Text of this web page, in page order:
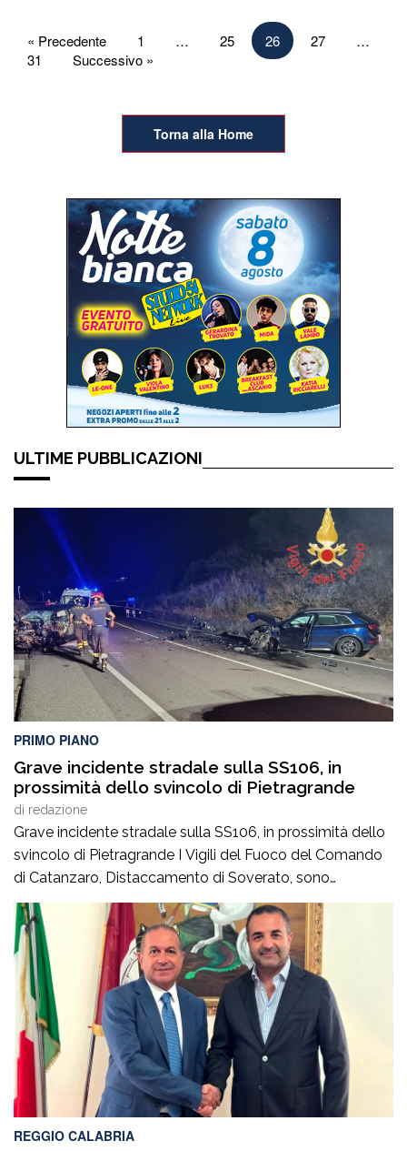
Paginazione
degli
« Precedente 1 … 25 26 27
…
31
Successivo »
Torna alla Home
ULTIME PUBBLICAZIONI
PRIMO PIANO
Grave incidente stradale sulla SS106, in
prossimità dello svincolo di Pietragrande
di redazione
Grave incidente stradale sulla SS106, in prossimità dello
svincolo di Pietragrande I Vigili del Fuoco del Comando
di Catanzaro, Distaccamento di Soverato, sono
intervenuti sulla SS106, in prossimità dello svincolo per la
località Pietragrande, per un grave incidente stradale che
ha coinvolto una Fiat Panda, un’Audi e una
motocicletta.Nel sinistro ha perso la vita il […]
REGGIO CALABRIA